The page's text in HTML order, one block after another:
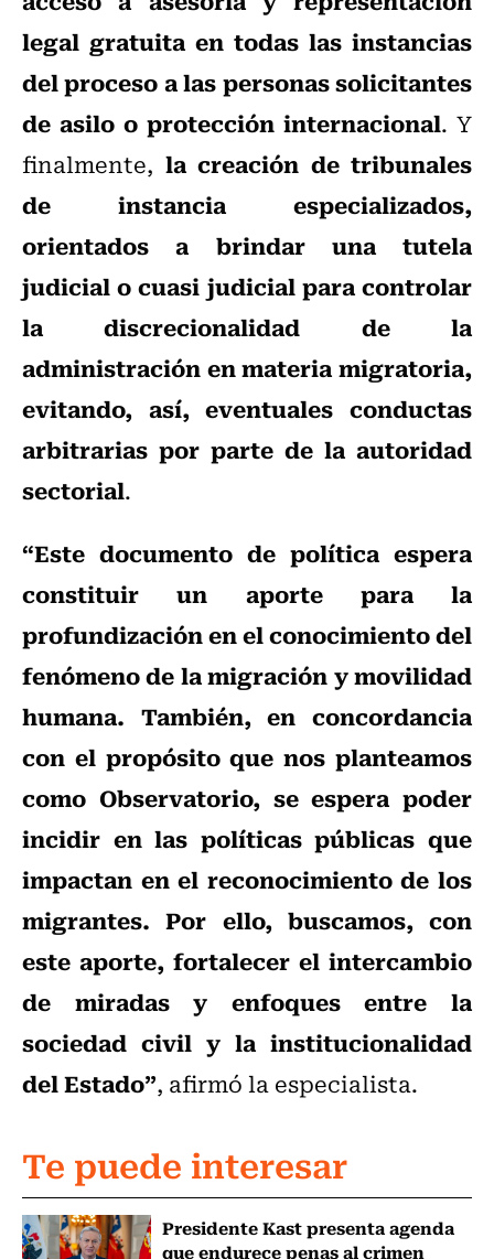
legal gratuita en todas las instancias
del proceso a las personas solicitantes
de asilo o protección internacional. Y
finalmente, la creación de tribunales
de instancia especializados,
orientados a brindar una tutela
judicial o cuasi judicial para controlar
la discrecionalidad de la
administración en materia migratoria,
evitando, así, eventuales conductas
arbitrarias por parte de la autoridad
sectorial.
“Este documento de política espera
constituir un aporte para la
profundización en el conocimiento del
fenómeno de la migración y movilidad
humana. También, en concordancia
con el propósito que nos planteamos
como Observatorio, se espera poder
incidir en las políticas públicas que
impactan en el reconocimiento de los
migrantes. Por ello, buscamos, con
este aporte, fortalecer el intercambio
de miradas y enfoques entre la
sociedad civil y la institucionalidad
del Estado”, afirmó la especialista.
Te puede interesar
Presidente Kast presenta agenda
que endurece penas al crimen